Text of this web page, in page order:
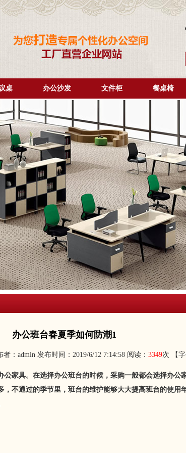
桌 办公沙发 文件柜 餐桌椅
办公班台春夏季如何防潮1
者：admin 发布时间：2019/6/12 7:14:58 阅读： 3349次 【字
家具。在选择办公班台的时候，采购一般都会选择办公
不通过的季节里，班台的维护能够大大提高班台的使用